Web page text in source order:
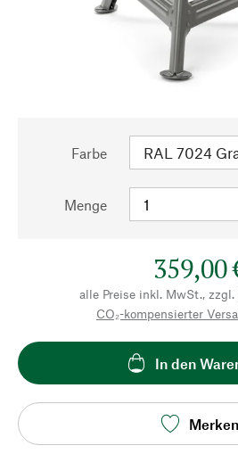
Farbe
Menge
359,00
alle Preise inkl. MwSt., zzgl.
CO₂-kompensierter
In den
Merken